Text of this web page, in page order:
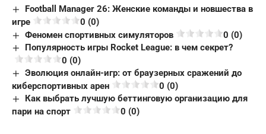
Football Manager 26: Женские команды и новшества в
игре
0 (0)
Феномен спортивных симуляторов
0 (0)
Популярность игры Rocket League: в чем секрет?
0 (0)
Эволюция онлайн-игр: от браузерных сражений до
киберспортивных арен
0 (0)
Как выбрать лучшую беттинговую организацию для
пари на спорт
0 (0)